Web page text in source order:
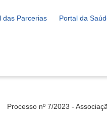
das Parcerias Portal da
Processo nº 7/2023 -